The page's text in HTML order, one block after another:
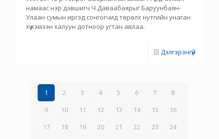
намаас нэр дэвшигч Ч.Даваабаярыг Баруунбаян-
Улаан сумын иргэд сонгогчид төрөлх нутгийн унаган
хүү хэмээн халуун дотноор угтан авлаа.
Дэлгэрэнгүй
1 2 3 4 5 6 7
8
9
10 11 12 13 14 15
16
17
18 19 20 21 22 23
24